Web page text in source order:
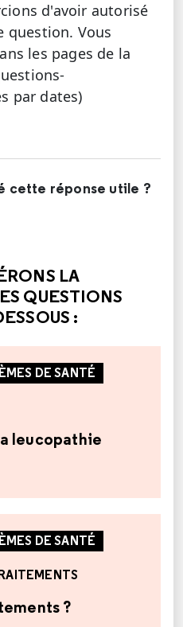
d'avoir autorisé
question. Vous
les pages de la
par dates)
cette réponse utile ?
LA
QUESTIONS
:
DE SANTÉ
leucopathie
DE SANTÉ
?